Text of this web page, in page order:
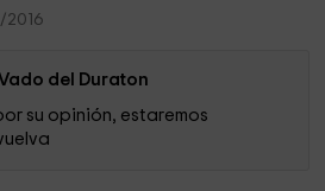
2016
del Duraton
su opinión, estaremos